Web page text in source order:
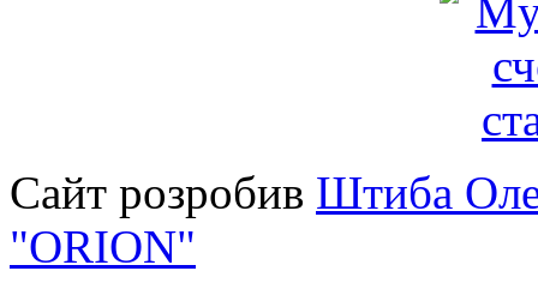
Сайт розробив Штиба
"ORION"